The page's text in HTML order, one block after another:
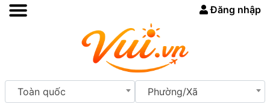
Đăng nhập
Toàn quốc Phường/Xã